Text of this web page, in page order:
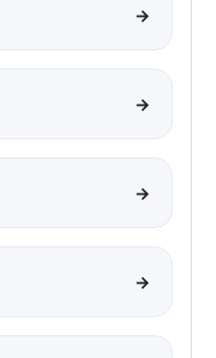
→
→
→
→